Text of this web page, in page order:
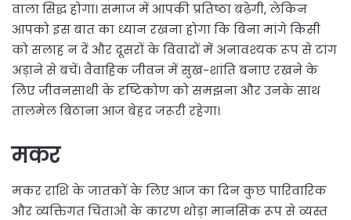
वाला सिद्ध होगा। समाज में आपकी प्रतिष्ठा बढ़ेगी, लेकिन
आपको इस बात का ध्यान रखना होगा कि बिना मांगे किसी
को सलाह न दें और दूसरों के विवादों में अनावश्यक रूप से टांग
अड़ाने से बचें। वैवाहिक जीवन में सुख-शांति बनाए रखने के
लिए जीवनसाथी के दृष्टिकोण को समझना और उनके साथ
तालमेल बिठाना आज बेहद जरूरी रहेगा।
मकर
मकर राशि के जातकों के लिए आज का दिन कुछ पारिवारिक
और व्यक्तिगत चिंताओं के कारण थोड़ा मानसिक रूप से व्यस्त